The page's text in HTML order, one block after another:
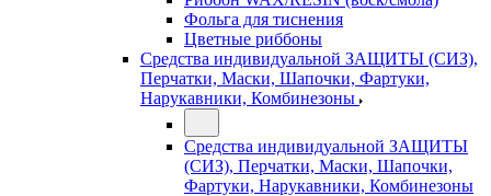
Фольга для тиснения
Цветные риббоны
Средства индивидуальной ЗАЩИТЫ (СИЗ),
Перчатки, Маски, Шапочки, Фартуки,
Нарукавники, Комбинезоны
Средства индивидуальной ЗАЩИТЫ
(СИЗ), Перчатки, Маски, Шапочки,
Фартуки, Нарукавники, Комбинезоны